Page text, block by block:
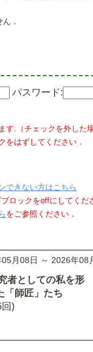
．
パスワード:
す.（チェックを外した
をはずしてください．
できない方はこちら
ロックをoffにしてくだ
をご参照ください．
05月08日 ～ 2026年08
者としての私を形
「師匠」たち
回)